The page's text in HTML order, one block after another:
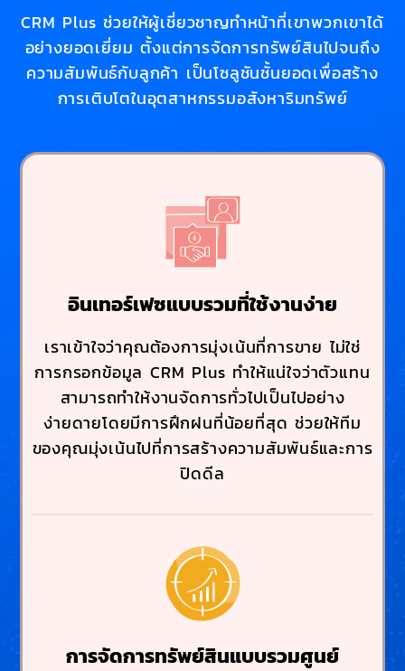
CRM Plus ช่วยให้ผู้เชี่ยวชาญทำหน้าที่เขาพวกเขาได้
อย่างยอดเยี่ยม ตั้งแต่การจัดการทรัพย์สินไปจนถึง
ความสัมพันธ์กับลูกค้า เป็นโซลูชันชั้นยอดเพื่อสร้าง
การเติบโตในอุตสาหกรรมอสังหาริมทรัพย์
อินเทอร์เฟซแบบรวมที่ใช้งานง่าย
เราเข้าใจว่าคุณต้องการมุ่งเน้นที่การขาย ไม่ใช่
การกรอกข้อมูล CRM Plus ทำให้แน่ใจว่าตัวแทน
สามารถทำให้งานจัดการทั่วไปเป็นไปอย่าง
ง่ายดายโดยมีการฝึกฝนที่น้อยที่สุด ช่วยให้ทีม
ของคุณมุ่งเน้นไปที่การสร้างความสัมพันธ์และการ
ปิดดีล
การจัดการทรัพย์สินแบบรวมศูนย์